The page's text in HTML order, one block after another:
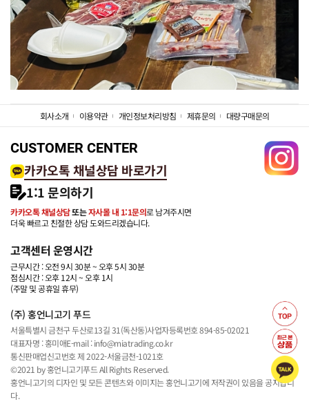
회사소개 이용약관 개인정보처리방침 제휴문의 대량구매문의
CUSTOMER CENTER
카카오톡 채널상담 바로가기
1:1 문의하기
카카오톡 채널상담또는자사몰 내 1:1문의로 남겨주시면
더욱 빠르고 친절한 상담 도와드리겠습니다.
고객센터 운영시간
근무시간 : 오전 9시 30분 ~ 오후 5시 30분
점심시간 : 오후 12시 ~ 오후 1시
(주말 및 공휴일 휴무)
(주) 홍언니고기 푸드
서울특별시 금천구 두산로13길 31(독산동)사업자등록번호 894-85-02021
대표자명 : 홍미애E-mail : info@miatrading.co.kr
통신판매업신고번호 제 2022-서울금천-1021호
©2021 by 홍언니고기푸드 All Rights Reserved.
홍언니고기의 디자인 및 모든 콘텐츠와 이미지는 홍언니고기에 저작권이 있음을 공지합니
다.